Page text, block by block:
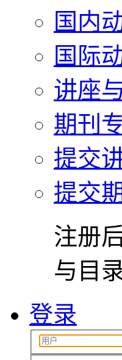
国内
国际
讲座
期刊
提交
提交
注册
与目
登录